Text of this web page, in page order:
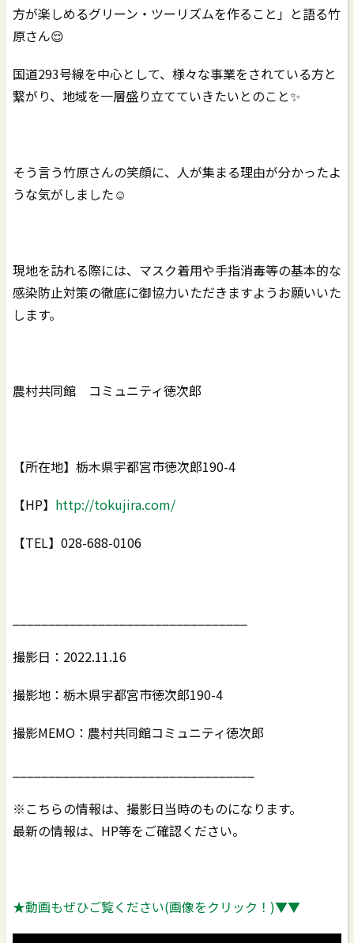
方が楽しめるグリーン・ツーリズムを作ること」と語る竹
原さん😌
国道293号線を中心として、様々な事業をされている方と
繋がり、地域を一層盛り立てていきたいとのこと✨
そう言う竹原さんの笑顔に、人が集まる理由が分かったよ
うな気がしました☺
現地を訪れる際には、マスク着用や手指消毒等の基本的な
感染防止対策の徹底に御協力いただきますようお願いいた
します。
農村共同館 コミュニティ徳次郎
【所在地】栃木県宇都宮市徳次郎190-4
【HP】 http://tokujira.com/
【TEL】028-688-0106
撮影日：2022.11.16
撮影地：栃木県宇都宮市徳次郎190-4
撮影MEMO：農村共同館コミュニティ徳次郎
※こちらの情報は、撮影日当時のものになります。
最新の情報は、HP等をご確認ください。
★動画もぜひご覧ください(画像をクリック！)▼▼